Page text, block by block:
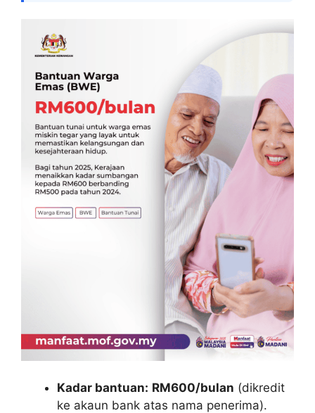
Kadar bantuan: RM600/bulan (dikredit
ke akaun bank atas nama penerima).